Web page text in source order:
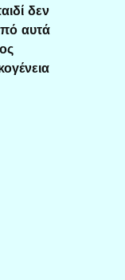
δεν
αυτά